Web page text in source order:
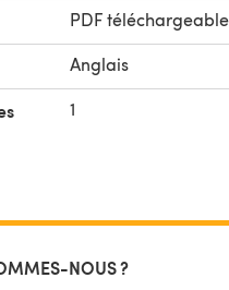
PDF téléchargeable
Anglais
1
NOUS ?